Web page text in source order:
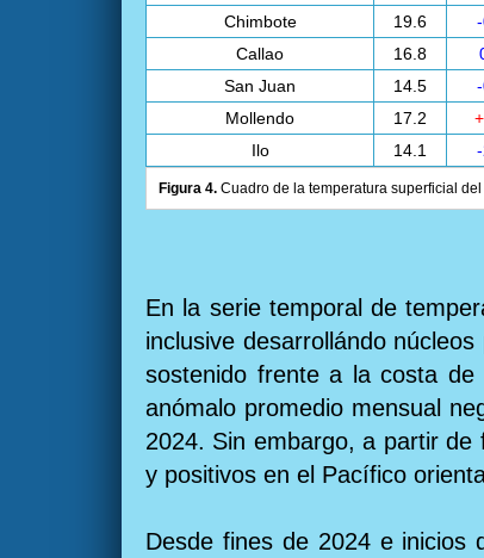
Chimbote
19.6
Callao
16.8
San Juan
14.5
Mollendo
17.2
Ilo
14.1
Figura 4. Cuadro de la temperatura superficial
En la serie temporal de
inclusive desarrollándo
sostenido frente a la costa
anómalo promedio mensual
2024. Sin embargo, a partir
y positivos en el Pacífico
Desde fines de 2024 e inicios